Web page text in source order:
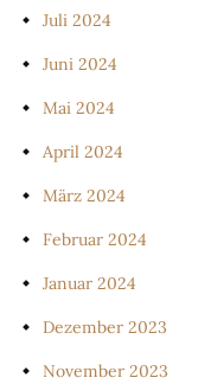
Juli 2024
Juni 2024
Mai 2024
April 2024
März 2024
Februar 2024
Januar 2024
Dezember 2023
November 2023